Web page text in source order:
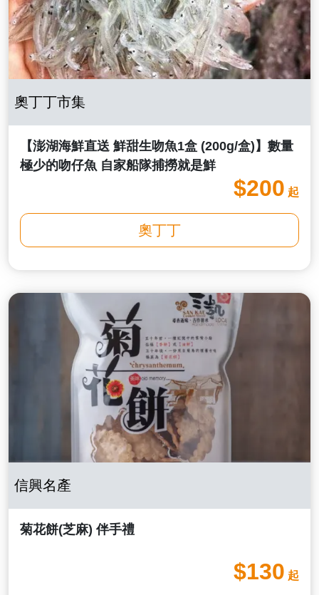
奧丁丁市集
【澎湖海鮮直送 鮮甜生吻魚1盒 (200g/盒)】數量
極少的吻仔魚 自家船隊捕撈就是鮮
$200 起
奧丁丁
信興名產
菊花餅(芝麻) 伴手禮
$130 起